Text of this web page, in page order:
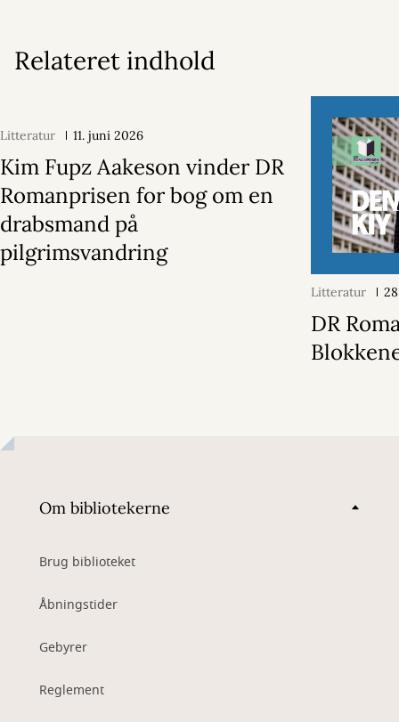
Relateret indhold
Litteratur 11. juni 2026
Kim Fupz Aakeson vinder DR
Romanprisen for bog om en
drabsmand på
pilgrimsvandring
Litteratur
DR
Om bibliotekerne
Brug biblioteket
Åbningstider
Gebyrer
Reglement